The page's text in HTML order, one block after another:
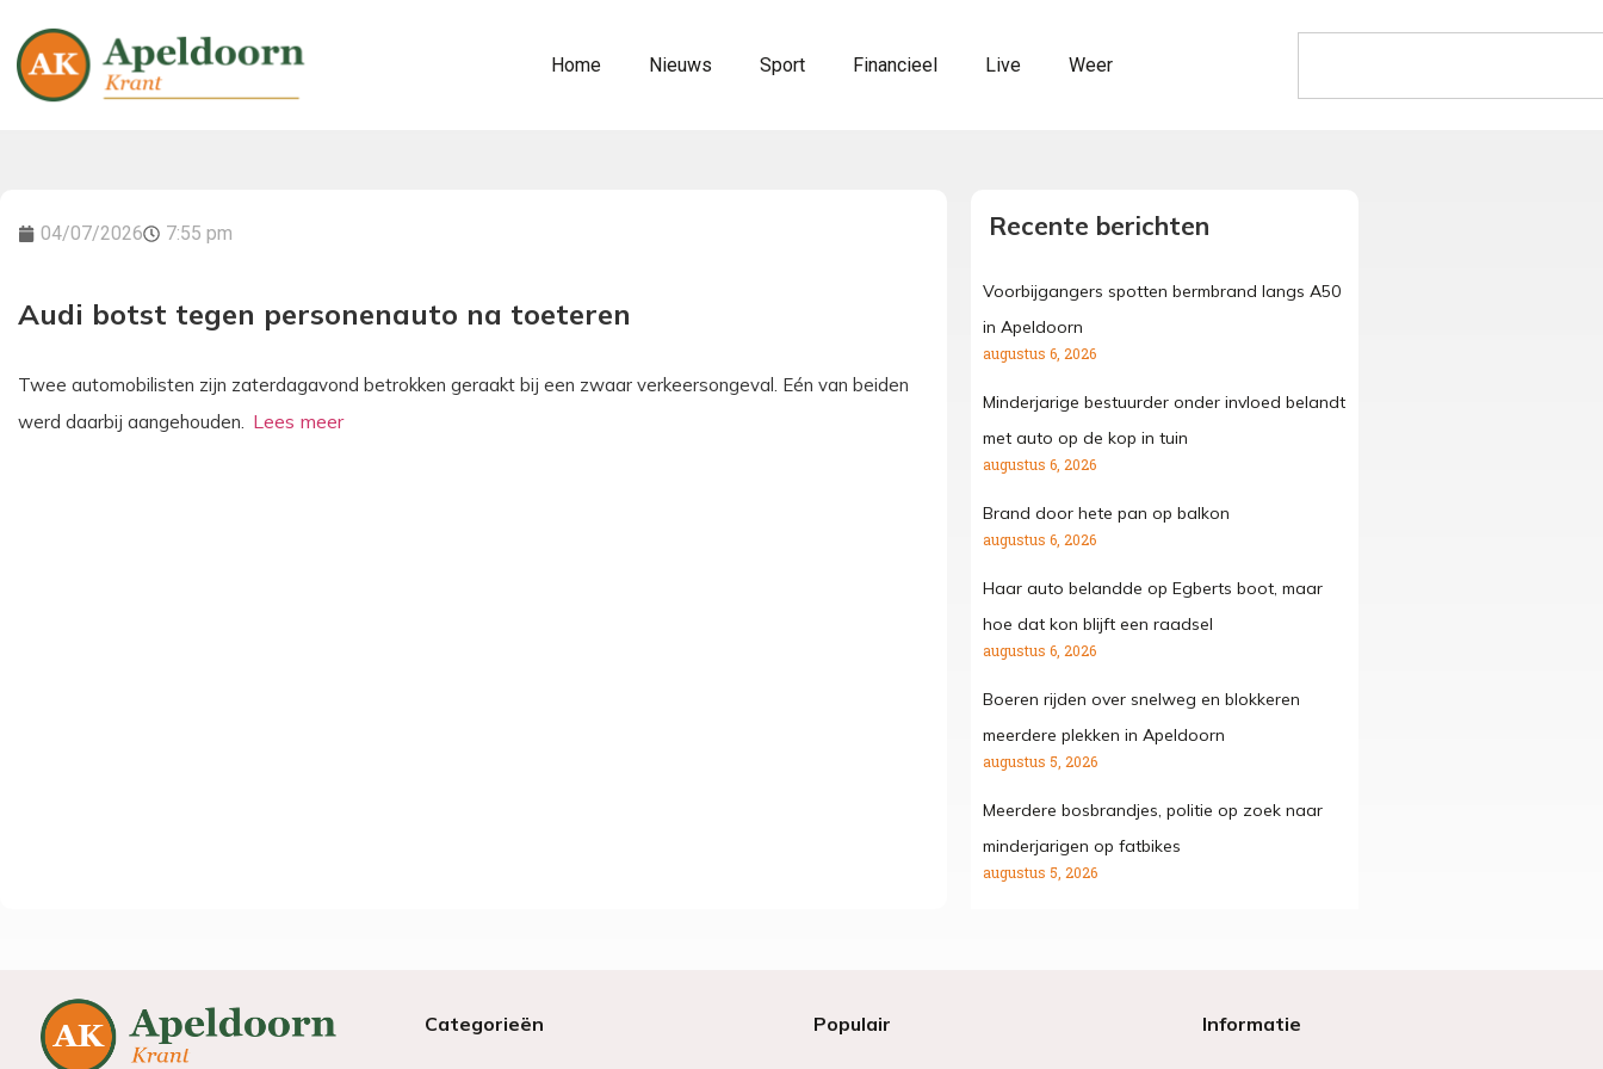
Home Nieuws Sport Financieel Live Weer
04/07/2026 7:55 pm
Audi botst tegen personenauto na toeteren
Twee automobilisten zijn zaterdagavond betrokken geraakt bij een zwaar verkeersongeval. Eén van beiden
werd daarbij aangehouden.
Recente berichten
Voorbijgangers spotten bermbrand langs A50
in Apeldoorn
augustus 6, 2026
Minderjarige bestuurder onder invloed belandt
met auto op de kop in tuin
augustus 6, 2026
Brand door hete pan op balkon
augustus 6, 2026
Haar auto belandde op Egberts boot, maar
hoe dat kon blijft een raadsel
augustus 6, 2026
Boeren rijden over snelweg en blokkeren
meerdere plekken in Apeldoorn
augustus 5, 2026
Meerdere bosbrandjes, politie op zoek naar
minderjarigen op fatbikes
augustus 5, 2026
Categorieën Populair Informatie